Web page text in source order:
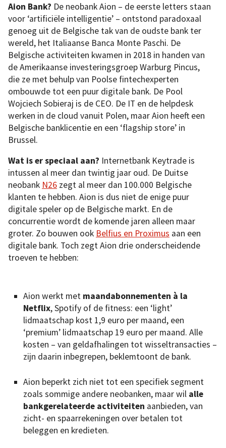
Aion Bank? De neobank Aion – de eerste letters staan
voor ‘artificiële intelligentie’ – ontstond paradoxaal
genoeg uit de Belgische tak van de oudste bank ter
wereld, het Italiaanse Banca Monte Paschi. De
Belgische activiteiten kwamen in 2018 in handen van
de Amerikaanse investeringsgroep Warburg Pincus,
die ze met behulp van Poolse fintechexperten
ombouwde tot een puur digitale bank. De Pool
Wojciech Sobieraj is de CEO. De IT en de helpdesk
werken in de cloud vanuit Polen, maar Aion heeft een
Belgische banklicentie en een ‘flagship store’ in
Brussel.
Wat is er speciaal aan? Internetbank Keytrade is
intussen al meer dan twintig jaar oud. De Duitse
neobank N26 zegt al meer dan 100.000 Belgische
klanten te hebben. Aion is dus niet de enige puur
digitale speler op de Belgische markt. En de
concurrentie wordt de komende jaren alleen maar
groter. Zo bouwen ook Belfius en Proximus aan een
digitale bank. Toch zegt Aion drie onderscheidende
troeven te hebben:
Aion werkt met maandabonnementen à la
Netflix, Spotify of de fitness: een ‘light’
lidmaatschap kost 1,9 euro per maand, een
‘premium’ lidmaatschap 19 euro per maand. Alle
kosten – van geldafhalingen tot wisseltransacties –
zijn daarin inbegrepen, beklemtoont de bank.
Aion beperkt zich niet tot een specifiek segment
zoals sommige andere neobanken, maar wil alle
bankgerelateerde activiteiten aanbieden, van
zicht- en spaarrekeningen over betalen tot
beleggen en kredieten.